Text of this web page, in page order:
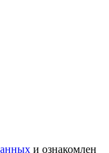
и ознакомлен